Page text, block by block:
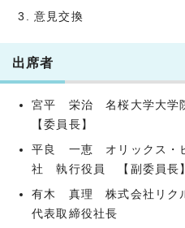
意見交換
出席者
宮平 栄治 名桜大学大
【委員長】
平良 一恵 オリックス・
社 執行役員 【副委員長
有木 真理 株式会社リク
代表取締役社長